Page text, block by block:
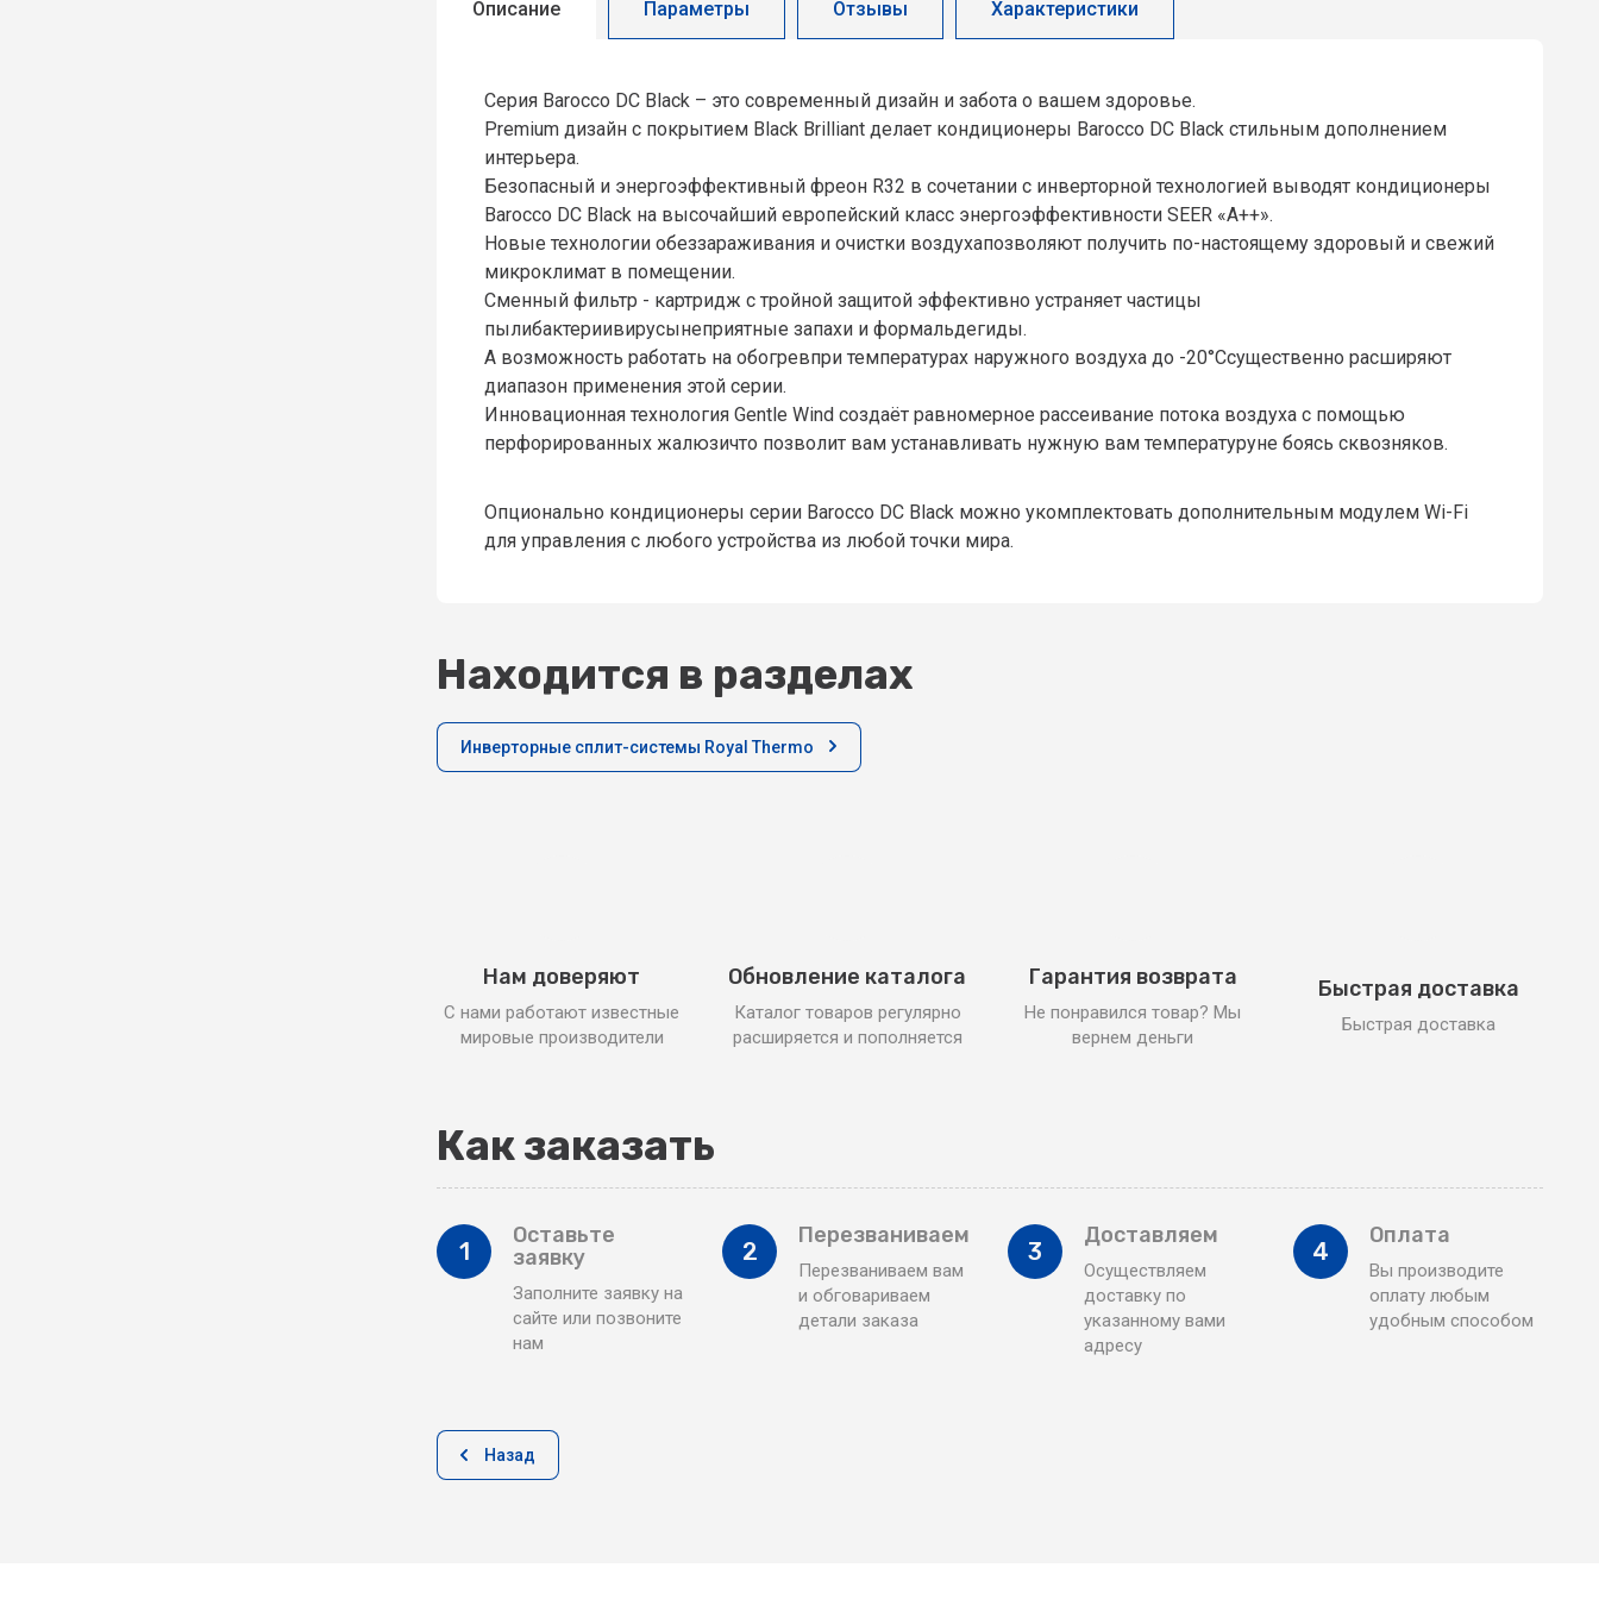
Описание Параметры Отзывы Характеристики
Серия Barocco DC Black – это современный дизайн и забота о вашем здоровье.
Premium дизайн с покрытием Black Brilliant делает кондиционеры Barocco DC Black стильным дополнением
интерьера.
Безопасный и энергоэффективный фреон R32 в сочетании с инверторной технологией выводят кондиционеры
Barocco DC Black на высочайший европейский класс энергоэффективности SEER «A++».
Новые технологии обеззараживания и очистки воздухапозволяют получить по-настоящему здоровый и свежий
микроклимат в помещении.
Сменный фильтр - картридж с тройной защитой эффективно устраняет частицы
пылибактериивирусынеприятные запахи и формальдегиды.
А возможность работать на обогревпри температурах наружного воздуха до -20°Ссущественно расширяют
диапазон применения этой серии.
Инновационная технология Gentle Wind создаёт равномерное рассеивание потока воздуха с помощью
перфорированных жалюзичто позволит вам устанавливать нужную вам температуруне боясь сквозняков.
Опционально кондиционеры серии Barocco DC Black можно укомплектовать дополнительным модулем Wi-Fi
для управления с любого устройства из любой точки мира.
Находится в разделах
Инверторные сплит-системы Royal Thermo
Нам доверяют
С нами работают известные
мировые производители
Обновление каталога
Каталог товаров регулярно
расширяется и пополняется
Гарантия возврата
Не понравился товар? Мы
вернем деньги
Быстрая доставка
Быстрая доставка
Как заказать
1
Оставьте
заявку
Заполните заявку на
сайте или позвоните
нам
2
Перезваниваем
Перезваниваем вам
и обговариваем
детали заказа
3
Доставляем
Осуществляем
доставку по
указанному вами
адресу
4
Оплата
Вы производите
оплату любым
удобным способом
Назад